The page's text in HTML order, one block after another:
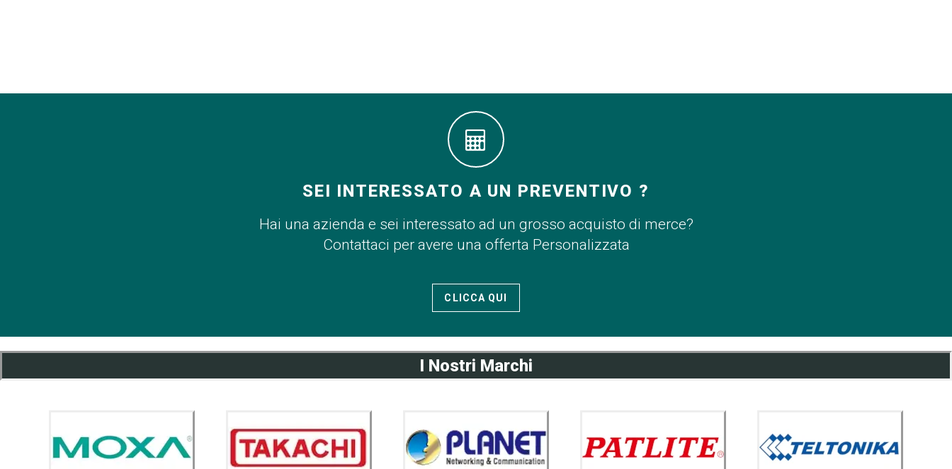
SEI INTERESSATO A UN PREVENTIVO ?
Hai una azienda e sei interessato ad un grosso acquisto di merce?
Contattaci per avere una offerta Personalizzata
CLICCA QUI
I Nostri Marchi